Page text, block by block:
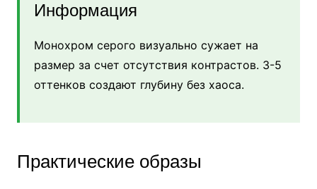
Информация
Монохром серого визуально сужает на
размер за счет отсутствия контрастов. 3-5
оттенков создают глубину без хаоса.
Практические образы